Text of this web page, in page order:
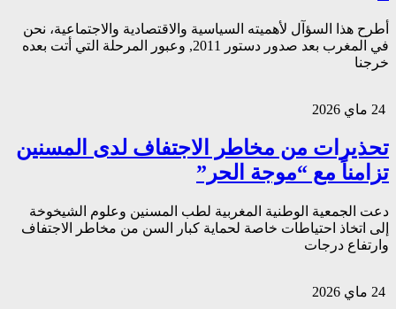
أطرح هذا السؤآل لأهميته السياسية والاقتصادية والاجتماعية، نحن
في المغرب بعد صدور دستور 2011, وعبور المرحلة التي أتت بعده
خرجنا
تحذيرات من مخاطر الاجتفاف لدى المسنين
تزامناً مع “موجة الحر”
دعت الجمعية الوطنية المغربية لطب المسنين وعلوم الشيخوخة
إلى اتخاذ احتياطات خاصة لحماية كبار السن من مخاطر الاجتفاف
وارتفاع درجات